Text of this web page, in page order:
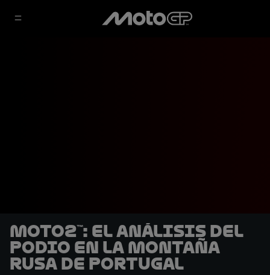
Moto2™: El análisis del
podio en la montaña
rusa de Portugal